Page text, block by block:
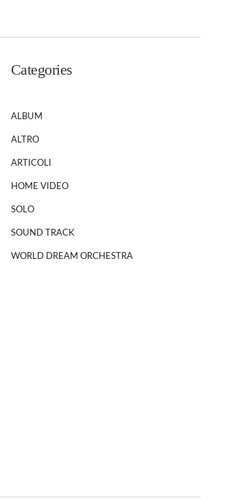
Categories
ALBUM
ALTRO
ARTICOLI
HOME VIDEO
SOLO
SOUND TRACK
WORLD DREAM ORCHESTRA